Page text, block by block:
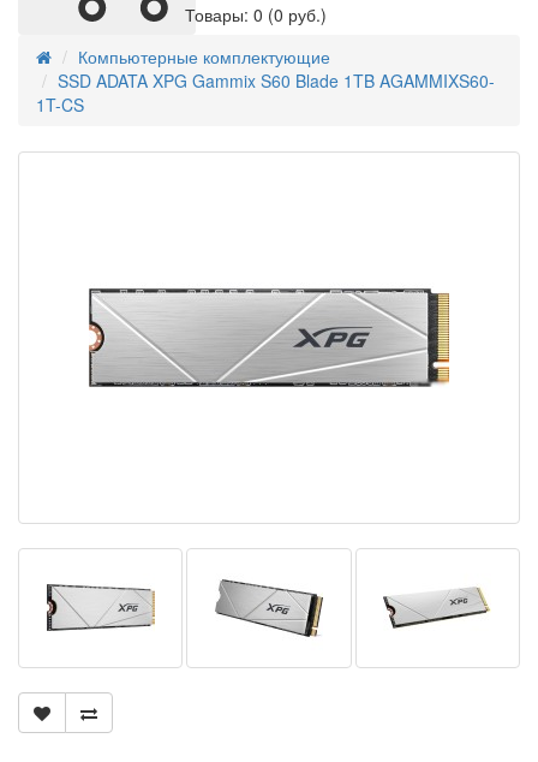
Товары: 0 (0 руб.)
Компьютерные комплектующие
SSD ADATA XPG Gammix S60 Blade 1TB AGAMMIXS60-
1T-CS